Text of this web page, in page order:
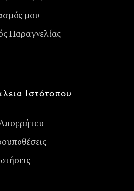
μου
Παραγγελίας
Ιστότοπου